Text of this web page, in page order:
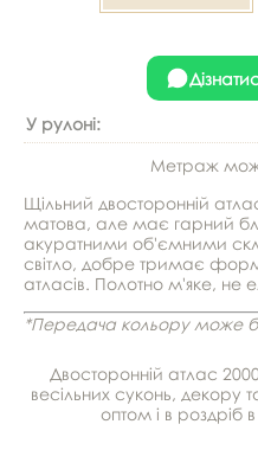
У рулоні:
Метраж
Щільний двосторонній
матова, але має гарний
акуратними об'ємними
світло, добре тримає
атласів. Полотно м'яке, не
*Передача кольору може
Двосторонній атлас
весільних суконь, декору
оптом і в роздріб